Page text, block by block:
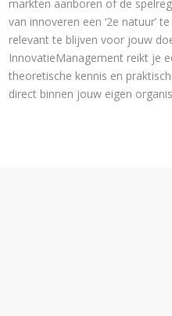
markten aanboren of de
van innoveren een ‘2e natuur’
relevant te blijven voor jouw
InnovatieManagement reikt je
theoretische kennis en
direct binnen jouw eigen